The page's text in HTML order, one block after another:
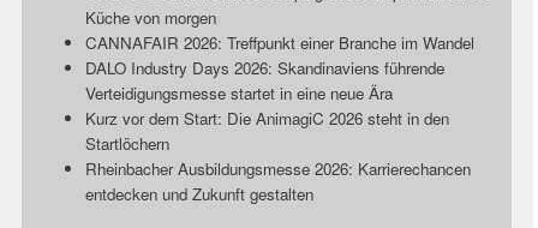
Küche von morgen
CANNAFAIR 2026: Treffpunkt einer Branche im Wandel
DALO Industry Days 2026: Skandinaviens führende
Verteidigungsmesse startet in eine neue Ära
Kurz vor dem Start: Die AnimagiC 2026 steht in den
Startlöchern
Rheinbacher Ausbildungsmesse 2026: Karrierechancen
entdecken und Zukunft gestalten